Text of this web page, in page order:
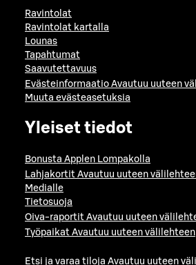
Ravintolat
Ravintolat kartalla
Lounas
Tapahtumat
Saavutettavuus
Evästeinformaatio Avautuu uuteen
Muuta evästeasetuksia
Yleiset tiedot
Bonusta Applen Lompakolla
Lahjakortit Avautuu uuteen
Medialle
Tietosuoja
Oiva-raportit Avautuu uuteen
Työpaikat Avautuu uuteen välilehteen
Etsi ja varaa tiloja Avautuu uuteen